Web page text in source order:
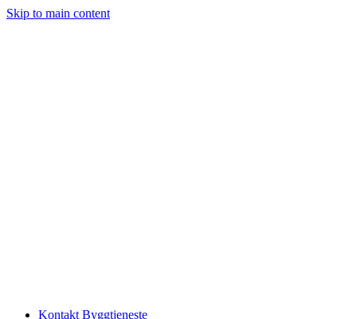
Skip to main content
Kontakt Byggtjeneste